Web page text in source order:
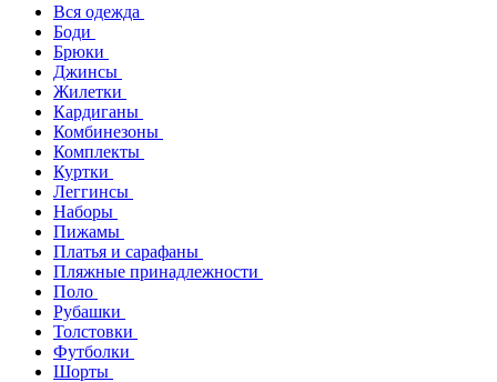
Вся одежда
Боди
Брюки
Джинсы
Жилетки
Кардиганы
Комбинезоны
Комплекты
Куртки
Леггинсы
Наборы
Пижамы
Платья и сарафаны
Пляжные принадлежности
Поло
Рубашки
Толстовки
Футболки
Шорты